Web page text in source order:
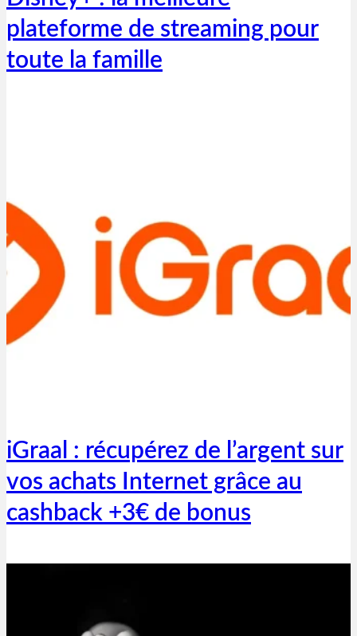
plateforme de streaming pour
toute la famille
iGraal : récupérez de l’argent sur
vos achats Internet grâce au
cashback +3€ de bonus